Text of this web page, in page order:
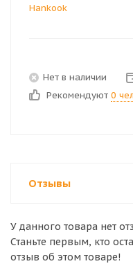
Hankook
Нет в наличии
Рекомендуют 0
Отзывы
У данного товара нет
Станьте первым, кто
отзыв об этом товаре!